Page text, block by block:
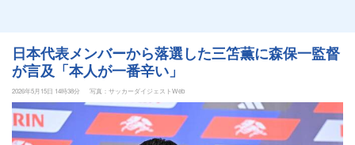
日本代表メンバーから落選した三笘薫に森保一監督
が言及「本人が一番辛い」
2026年5月15日 14時38分 写真：サッカーダイジェストWeb